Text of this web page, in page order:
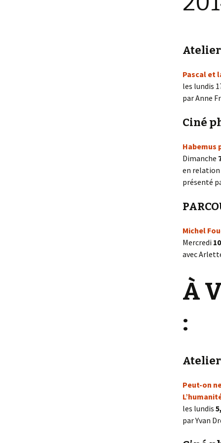
Pascal et
les lundis
par Anne
Ciné
Habemus
Dimanche
en relation
présenté
Michel
Mercredi
avec
À
:
Peut-on
les lundis
par Yvan